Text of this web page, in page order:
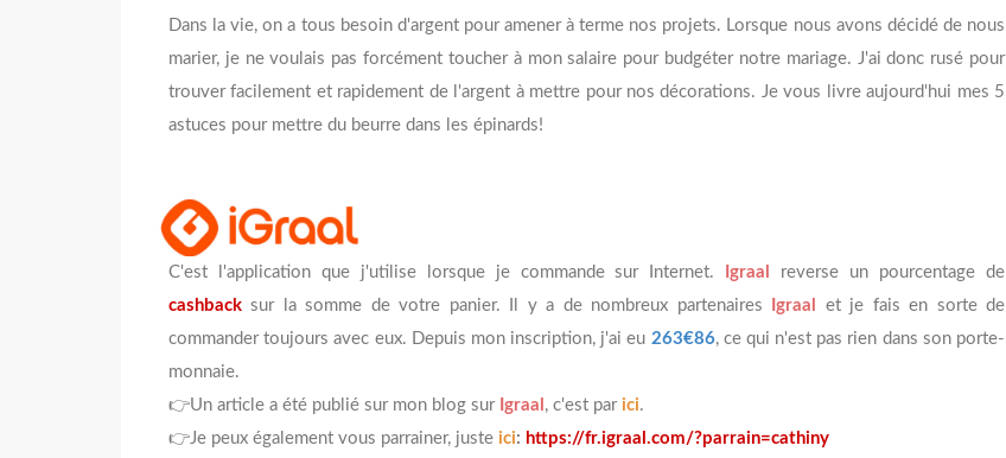
Dans la vie, on a tous besoin d'argent pour amener à terme nos projets. Lorsque nous avons décidé de nous
marier, je ne voulais pas forcément toucher à mon salaire pour budgéter notre mariage. J'ai donc rusé pour
trouver facilement et rapidement de l'argent à mettre pour nos décorations. Je vous livre aujourd'hui mes 5
astuces pour mettre du beurre dans les épinards!
C'est l'application que j'utilise lorsque je commande sur Internet. Igraal
reverse un pourcentage de
cashback sur la somme de votre panier. Il y a de nombreux partenaires Igraal
et je fais en sorte de
commander toujours avec eux. Depuis mon inscription, j'ai eu 263€86, ce qui n'est pas rien dans son porte-
monnaie.
👉Un article a été publié sur mon blog sur Igraal , c'est par ici.
👉Je peux également vous parrainer, juste ici: https://fr.igraal.com/?parrain=cathiny